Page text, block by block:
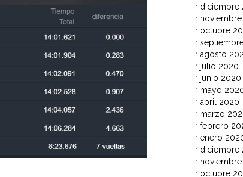
diciembre
octubre
agosto
julio 2020
junio 2020
mayo
abril 2020
marzo
febrero
enero
diciembre
noviembre
octubre